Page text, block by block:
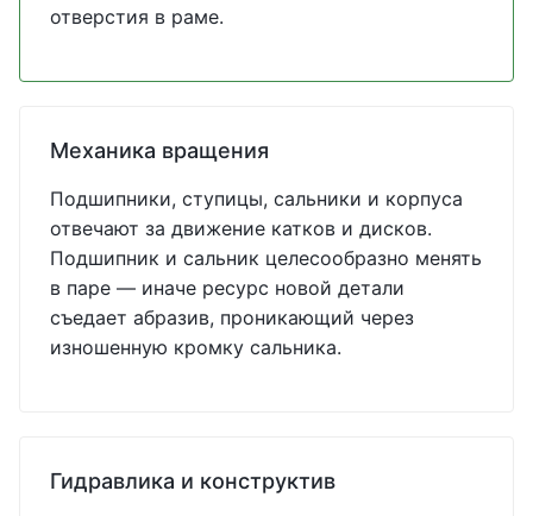
отверстия в раме.
Механика вращения
Подшипники, ступицы, сальники и корпуса
отвечают за движение катков и дисков.
Подшипник и сальник целесообразно менять
в паре — иначе ресурс новой детали
съедает абразив, проникающий через
изношенную кромку сальника.
Гидравлика и конструктив